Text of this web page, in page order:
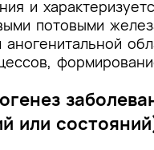
и
потовыми
или